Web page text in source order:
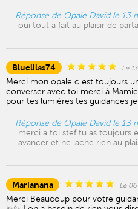
Réponse de Opale David le 13
oui tout a fait au plaisir de
Bluelilas74 Le
Merci mon opale c est toujours
converser avec toi merci à
pour tes lumières tes guidances
Réponse de Opale David le 13
merci a toi stef tu as toujours
avancer et ne lache rien au
Marianana Le
Merci Beaucoup pour votre